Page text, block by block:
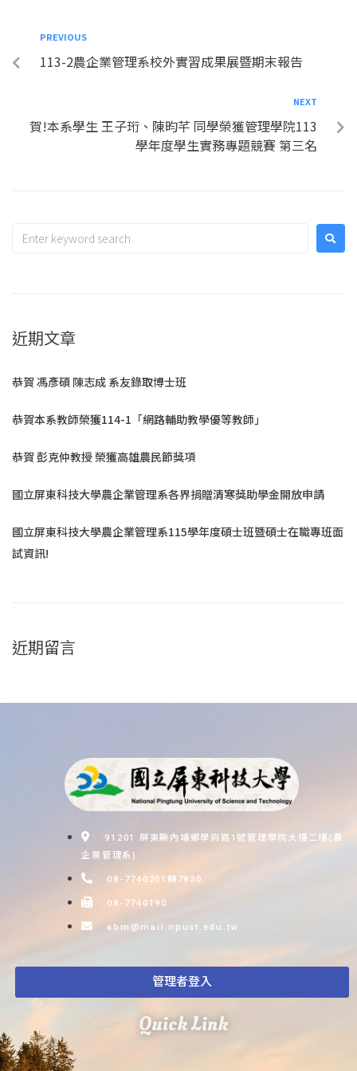
PREVIOUS
113-2農企業管理系校外實習成果展暨期末報告
NEXT
賀!本系學生 王子珩、陳昀芊 同學榮獲管理學院113
學年度學生實務專題競賽 第三名
近期文章
恭賀 馮彥碩 陳志成 系友錄取博士班
恭賀本系教師榮獲114-1「網路輔助教學優等教師」
恭賀 彭克仲教授 榮獲高雄農民節獎項
國立屏東科技大學農企業管理系各界捐贈清寒獎助學金開放申請
國立屏東科技大學農企業管理系115學年度碩士班暨碩士在職專班面
試資訊!
近期留言
91201 屏東縣內埔鄉學府路1號管理學院大樓二樓(農
企業管理系)
08-7740201轉7830
08-7740190
abm@mail.npust.edu.tw
管理者登入
Quick Link